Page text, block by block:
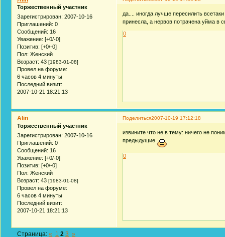
Торжественный участник
Зарегистрирован: 2007-10-16
Приглашений: 0
Сообщений: 16
Уважение: [+0/-0]
Позитив: [+0/-0]
Пол: Женский
Возраст: 43 [1983-01-08]
Провел на форуме:
6 часов 4 минуты
Последний визит:
2007-10-21 18:21:13
да.... иногда лучше пересилить
принесла, а нервов потрачена уйма в
0
Поделиться2007-10-19 17:12:18
Alin
Торжественный участник
Зарегистрирован: 2007-10-16
Приглашений: 0
Сообщений: 16
Уважение: [+0/-0]
Позитив: [+0/-0]
Пол: Женский
Возраст: 43 [1983-01-08]
Провел на форуме:
6 часов 4 минуты
Последний визит:
2007-10-21 18:21:13
извините что не в тему: ничего не
предыдущие
0
Страница:« 1 2 3 »